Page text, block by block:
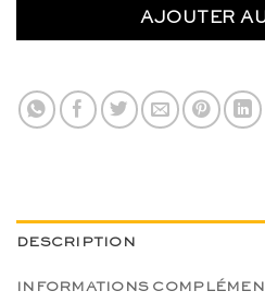
AJOUTER
DESCRIPTION
INFORMATIONS